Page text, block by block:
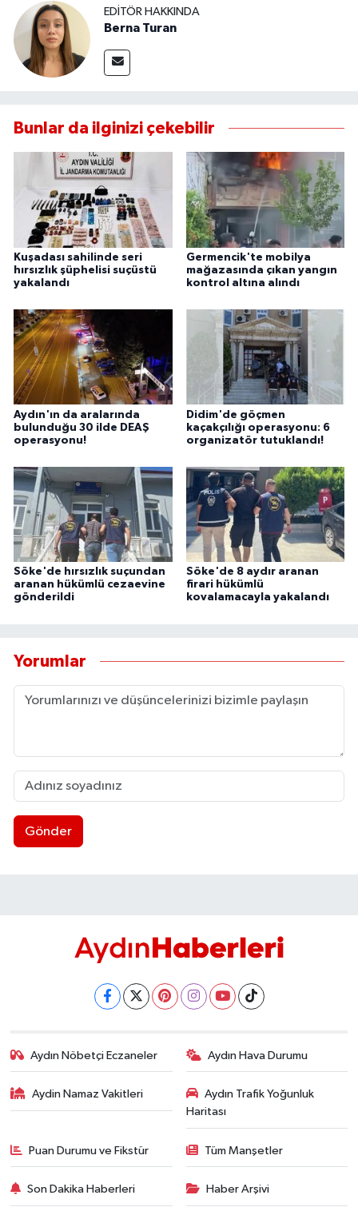
EDITÖR HAKKINDA
Berna Turan
Bunlar da ilginizi çekebilir
Kuşadası sahilinde seri
hırsızlık şüphelisi suçüstü
yakalandı
Germencik'te mobilya
mağazasında çıkan yangın
kontrol altına alındı
Aydın'ın da aralarında
bulunduğu 30 ilde DEAŞ
operasyonu!
Didim'de göçmen
kaçakçılığı operasyonu: 6
organizatör tutuklandı!
Söke'de hırsızlık suçundan
aranan hükümlü cezaevine
gönderildi
Söke'de 8 aydır aranan
firari hükümlü
kovalamacayla yakalandı
Yorumlar
Gönder
Aydın Nöbetçi Eczaneler Aydın Hava Durumu
Aydin Namaz Vakitleri
Aydın Trafik Yoğunluk
Haritası
Puan Durumu ve Fikstür Tüm Manşetler
Son Dakika Haberleri Haber Arşivi